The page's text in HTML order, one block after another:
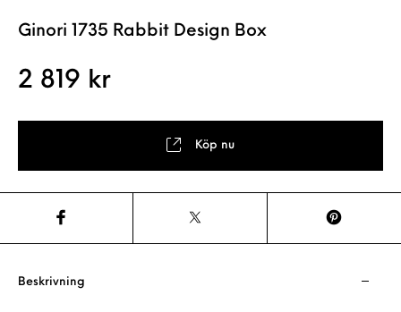
Ginori 1735 Rabbit Design Box
2 819 kr
Köp nu
Beskrivning